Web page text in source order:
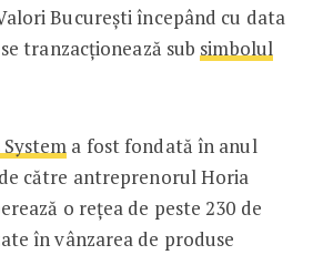
București începând cu data
tranzacționează sub simbolul
a fost fondată în anul
către antreprenorul Horia
o rețea de peste 230 de
în vânzarea de produse